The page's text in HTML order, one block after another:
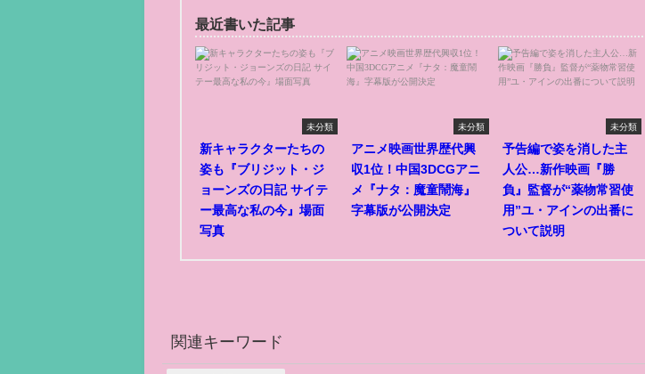
最近書いた記事
未分類
新キャラクターたちの
姿も『ブリジット・ジ
ョーンズの日記 サイテ
ー最高な私の今』場面
写真
未分類
アニメ映画世界歴代興
収1位！中国3DCGアニ
メ『ナタ：魔童鬧海』
字幕版が公開決定
未分類
予告編で姿を消した主
人公…新作映画『勝
負』監督が“薬物常習使
用”ユ・アインの出番に
ついて説明
関連キーワード